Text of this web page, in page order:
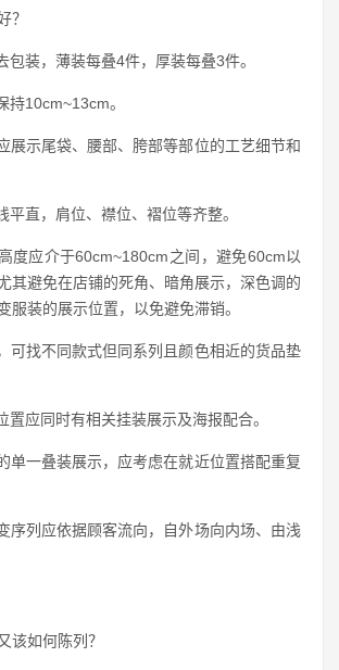
？
包装，薄装每叠4件，厚装每叠3件。
持10cm~13cm。
展示尾袋、腰部、胯部等部位的工艺细节和
平直，肩位、襟位、褶位等齐整。
度应介于60cm~180cm之间，避免60cm以
其避免在店铺的死角、暗角展示，深色调的
服装的展示位置，以免避免滞销。
可找不同款式但同系列且颜色相近的货品垫
置应同时有相关挂装展示及海报配合。
单一叠装展示，应考虑在就近位置搭配重复
序列应依据顾客流向，自外场向内场、由浅
该如何陈列？